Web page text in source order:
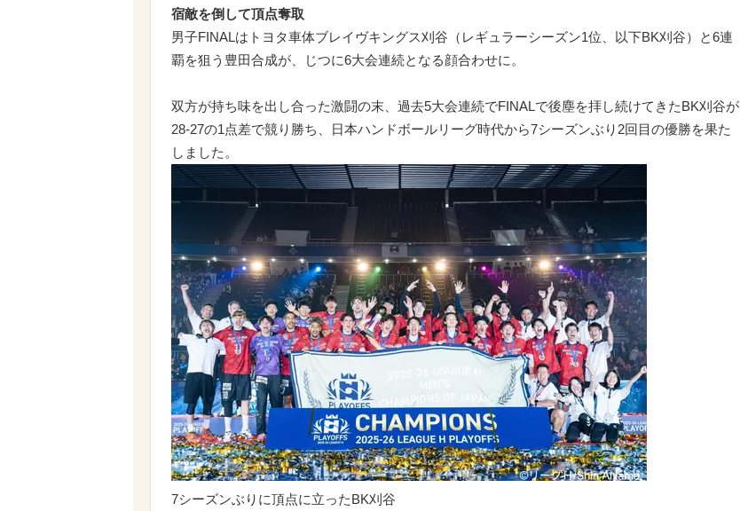
宿敵を倒して頂点奪取
男子FINALはトヨタ車体ブレイヴキングス刈谷（レギュラーシーズン1位、以下BK刈谷）と6連
覇を狙う豊田合成が、じつに6大会連続となる顔合わせに。
双方が持ち味を出し合った激闘の末、過去5大会連続でFINALで後塵を拝し続けてきたBK刈谷が
28-27の1点差で競り勝ち、日本ハンドボールリーグ時代から7シーズンぶり2回目の優勝を果た
しました。
7シーズンぶりに頂点に立ったBK刈谷